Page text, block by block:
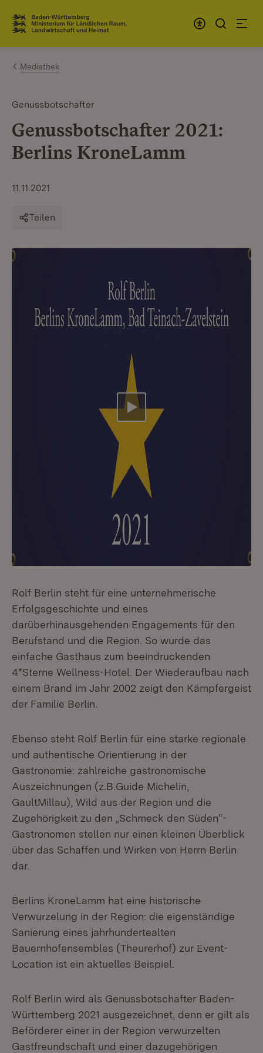
Zum Inhalt springen
Link zur Startseite
Mediathek
Genussbotschafter
Genussbotschafter 2021:
Berlins KroneLamm
11.11.2021
Teilen
Video abspielen
Rolf Berlin steht für eine unternehmerische
Erfolgsgeschichte und eines
darüberhinausgehenden Engagements für den
Berufstand und die Region. So wurde das
einfache Gasthaus zum beeindruckenden
4*Sterne Wellness-Hotel. Der Wiederaufbau nach
einem Brand im Jahr 2002 zeigt den Kämpfergeist
der Familie Berlin.
Ebenso steht Rolf Berlin für eine starke regionale
und authentische Orientierung in der
Gastronomie: zahlreiche gastronomische
Auszeichnungen (z.B.Guide Michelin,
GaultMillau), Wild aus der Region und die
Zugehörigkeit zu den „Schmeck den Süden“-
Gastronomen stellen nur einen kleinen Überblick
über das Schaffen und Wirken von Herrn Berlin
dar.
Berlins KroneLamm hat eine historische
Verwurzelung in der Region: die eigenständige
Sanierung eines jahrhundertealten
Bauernhofensembles (Theurerhof) zur Event-
Location ist ein aktuelles Beispiel.
Rolf Berlin wird als Genussbotschafter Baden-
Württemberg 2021 ausgezeichnet, denn er gilt als
Beförderer einer in der Region verwurzelten
Gastfreundschaft und einer dazugehörigen